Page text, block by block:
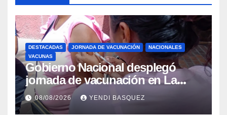
DESTACADAS JORNADA DE VACUNACIÓN
NACIONALES
VACUNAS
Gobierno Nacional desplegó
jornada de vacunación en La
Guaira para garantizar protección
epidemiológica
08/08/2026 YENDI BASQUEZ